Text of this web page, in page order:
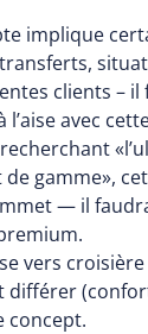
implique
clients – il
l’aise avec
de gamme»,
— il
vers
différer
concept.